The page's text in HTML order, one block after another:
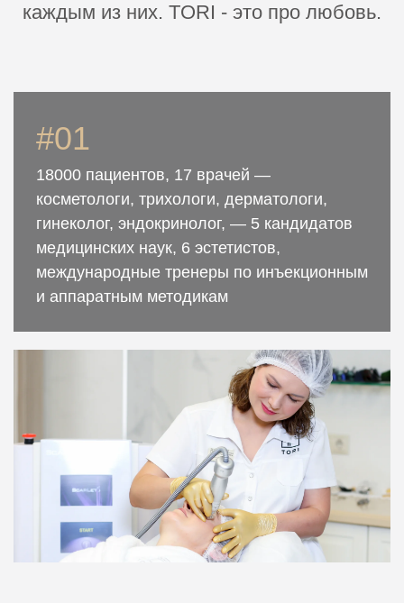
каждым из них. TORI - это про любовь.
#01
18000 пациентов, 17 врачей —
косметологи, трихологи, дерматологи,
гинеколог, эндокринолог, — 5 кандидатов
медицинских наук, 6 эстетистов,
международные тренеры по инъекционным
и аппаратным методикам